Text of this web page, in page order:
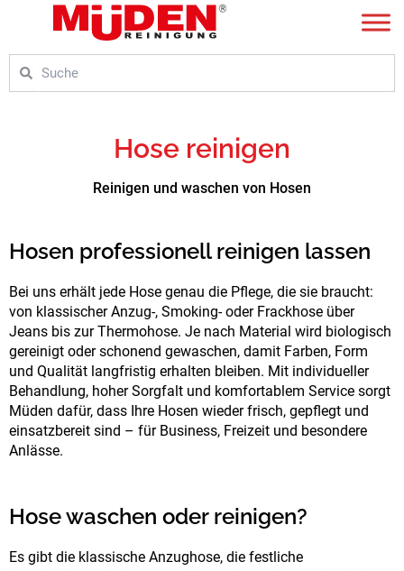
Hose reinigen
Reinigen und waschen von Hosen
Hosen professionell reinigen lassen
Bei uns erhält jede Hose genau die Pflege, die sie braucht:
von klassischer Anzug-, Smoking- oder Frackhose über
Jeans bis zur Thermohose. Je nach Material wird biologisch
gereinigt oder schonend gewaschen, damit Farben, Form
und Qualität langfristig erhalten bleiben. Mit individueller
Behandlung, hoher Sorgfalt und komfortablem Service sorgt
Müden dafür, dass Ihre Hosen wieder frisch, gepflegt und
einsatzbereit sind – für Business, Freizeit und besondere
Anlässe.
Hose waschen oder reinigen?
Es gibt die klassische Anzughose, die festliche